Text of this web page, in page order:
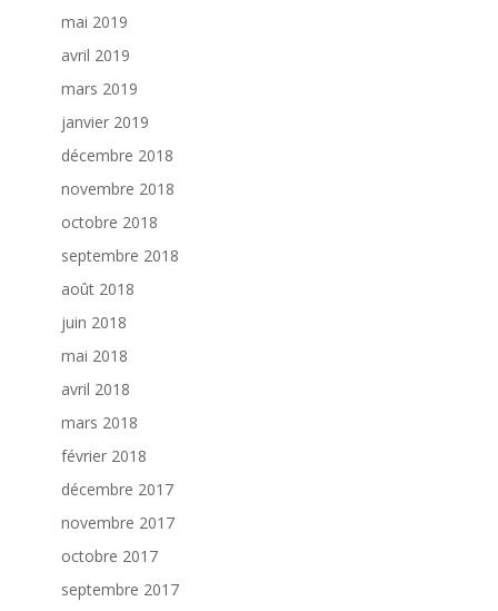
mai 2019
avril 2019
mars 2019
janvier 2019
décembre 2018
novembre 2018
octobre 2018
septembre 2018
août 2018
juin 2018
mai 2018
avril 2018
mars 2018
février 2018
décembre 2017
novembre 2017
octobre 2017
septembre 2017